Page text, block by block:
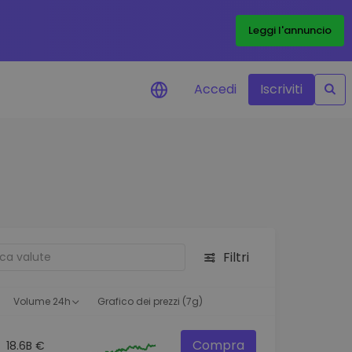
Leggi l'annuncio
utili per performance
Accedi Iscriviti
Filtri
Volume 24h Grafico dei prezzi (7g)
18.6B € Compra